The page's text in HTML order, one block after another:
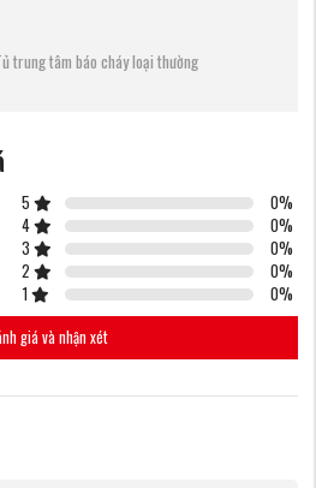
trung tâm báo cháy loại thường
5 0%
4
0%
3
0%
2
0%
1
0%
giá và nhận xét